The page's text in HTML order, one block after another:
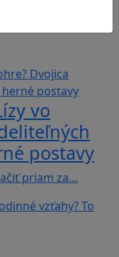
vo
postavy
priam za…